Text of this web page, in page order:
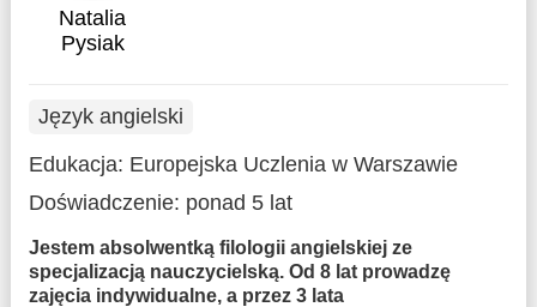
Natalia
Pysiak
Język angielski
Edukacja: Europejska Uczlenia w Warszawie
Doświadczenie: ponad 5 lat
Jestem absolwentką filologii angielskiej ze
specjalizacją nauczycielską. Od 8 lat prowadzę
zajęcia indywidualne, a przez 3 lata